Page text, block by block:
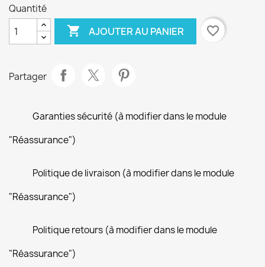
Quantité
 AJOUTER AU PANIER favorite_border
Partager
Garanties sécurité (à modifier dans le module
"Réassurance")
Politique de livraison (à modifier dans le module
"Réassurance")
Politique retours (à modifier dans le module
"Réassurance")